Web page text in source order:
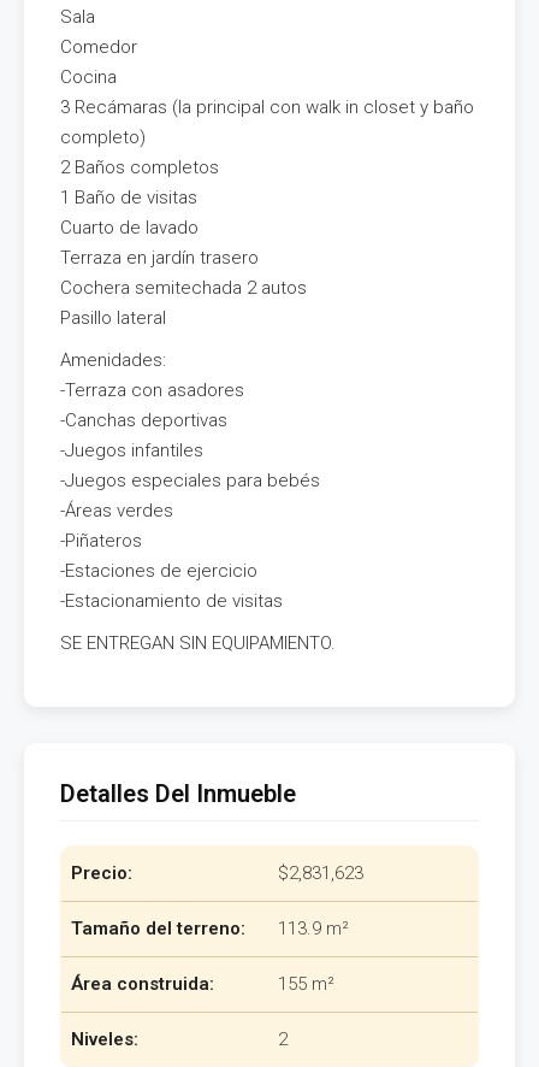
Sala
Comedor
Cocina
3 Recámaras (la principal con walk in closet y baño
completo)
2 Baños completos
1 Baño de visitas
Cuarto de lavado
Terraza en jardín trasero
Cochera semitechada 2 autos
Pasillo lateral
Amenidades:
-Terraza con asadores
-Canchas deportivas
-Juegos infantiles
-Juegos especiales para bebés
-Áreas verdes
-Piñateros
-Estaciones de ejercicio
-Estacionamiento de visitas
SE ENTREGAN SIN EQUIPAMIENTO.
Detalles Del Inmueble
Precio: $2,831,623
Tamaño del terreno: 113.9 m²
Área construida: 155 m²
Niveles: 2